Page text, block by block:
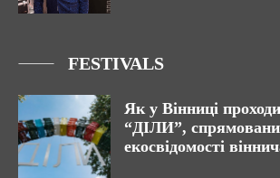
FESTIVALS
Як у Вінниці
“ДІЛИ”,
екосвідомості